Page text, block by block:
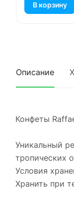
В корзину
Описание
Конфеты
Уникальный
тропических
Условия
Хранить при